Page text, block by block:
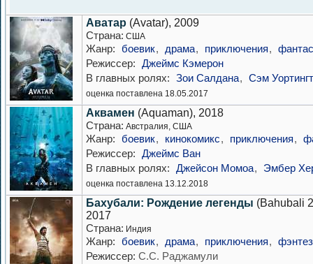
Аватар (Avatar), 2009
Страна: США
Жанр: боевик, драма, приключения,
Режиссер: Джеймс Кэмерон
В главных ролях: Зои Салдана, Сэм
оценка поставлена 18.05.2017
Аквамен (Aquaman), 2018
Страна: Австралия, США
Жанр: боевик, кинокомикс, приключения,
Режиссер: Джеймс Ван
В главных ролях: Джейсон Момоа, Эмбер
оценка поставлена 13.12.2018
Бахубали: Рождение легенды (Bahubali
2017
Страна: Индия
Жанр: боевик, драма, приключения,
Режиссер: С.С. Раджамули